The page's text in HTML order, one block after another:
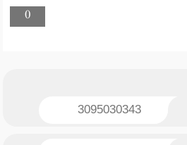
0
3095030343